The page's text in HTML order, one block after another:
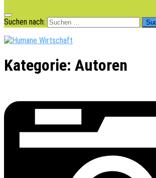
Suchen nach:
Kategorie: Autoren